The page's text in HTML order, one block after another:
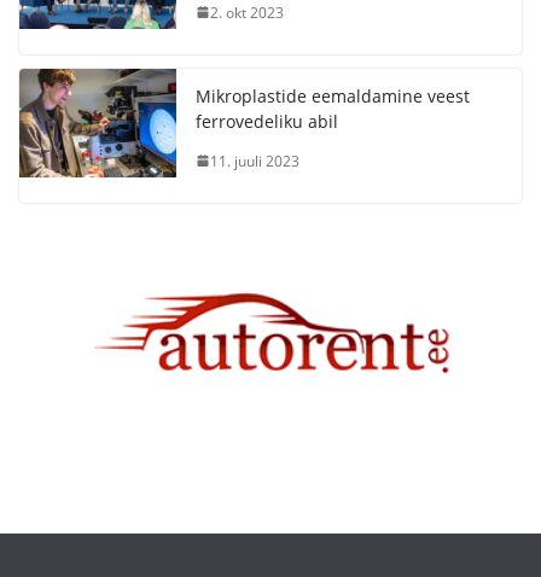
2. okt 2023
Mikroplastide eemaldamine veest
ferrovedeliku abil
11. juuli 2023